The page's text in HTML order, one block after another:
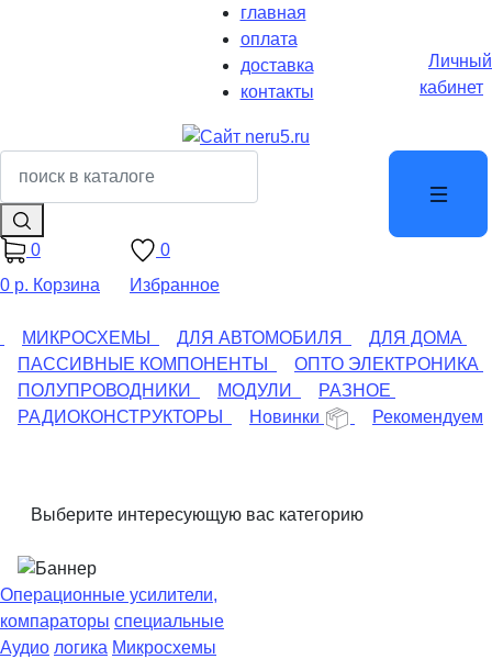
главная
оплата
доставка
контакты
Личный
кабинет
0
0 р. Корзина
0
Избранное
МИКРОСХЕМЫ ДЛЯ АВТОМОБИЛЯ
ДЛЯ ДОМА
ПАССИВНЫЕ КОМПОНЕНТЫ
ОПТО ЭЛЕКТРОНИКА
ПОЛУПРОВОДНИКИ
МОДУЛИ
РАЗНОЕ
РАДИОКОНСТРУКТОРЫ
Новинки Рекомендуем
Выберите интересующую вас категорию
Операционные усилители,
компараторы специальные
Аудио логика Микросхемы